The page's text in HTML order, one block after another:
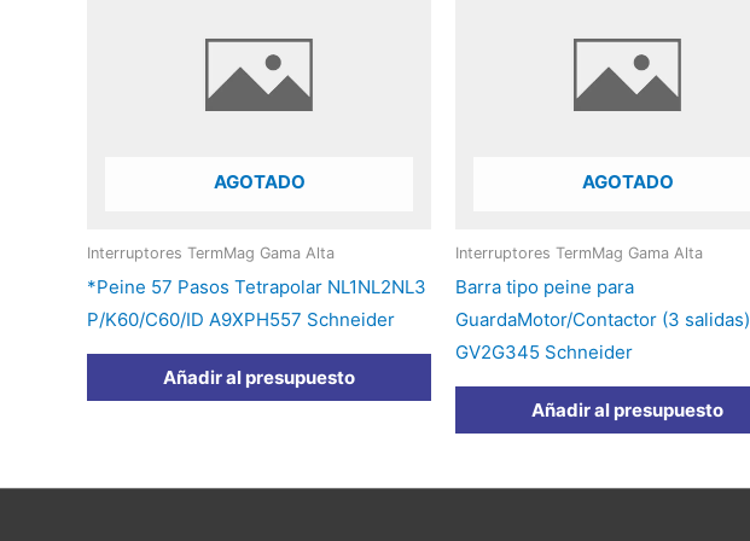
AGOTADO
Interruptores TermMag Gama Alta
*Peine 57 Pasos Tetrapolar NL1NL2NL3
P/K60/C60/ID A9XPH557 Schneider
Añadir al presupuesto
AGOTADO
Interruptores TermMag Gama Alta
Barra tipo peine para
GuardaMotor/Contactor (3 salidas)
GV2G345 Schneider
Añadir al presupuesto